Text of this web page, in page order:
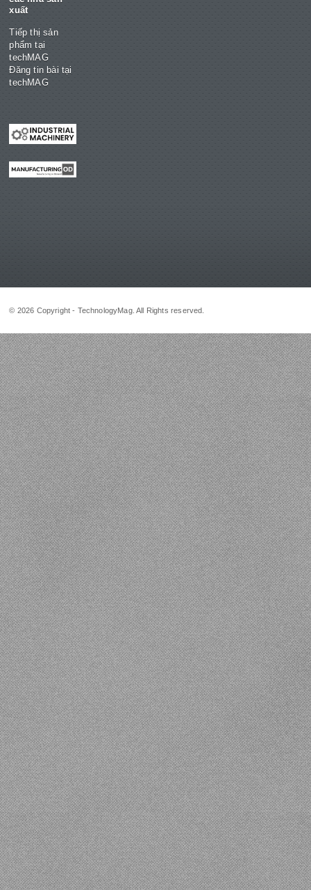
xuất
Tiếp thị sản
phẩm tại
techMAG
Đăng tin bài tại
techMAG
© 2026 Copyright - TechnologyMag. All Rights reserved.